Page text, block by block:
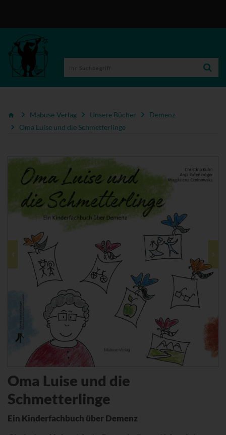
Mabuse-Verlag Unsere Bücher
Demenz
Oma Luise und die Schmetterlinge
Oma Luise und die
Schmetterlinge
Ein Kinderfachbuch über Demenz